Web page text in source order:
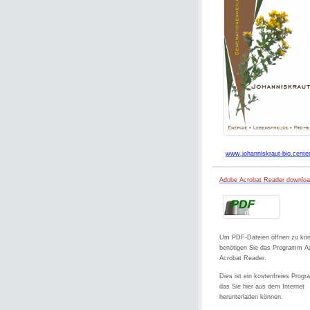
www.johanniskraut-bio.center
Adobe Acrobat Reader
Um PDF-Dateien öffnen zu
benötigen Sie das Programm
Acrobat Reader.
Dies ist ein kostenfreies
das Sie hier aus dem Internet
herunterladen können.